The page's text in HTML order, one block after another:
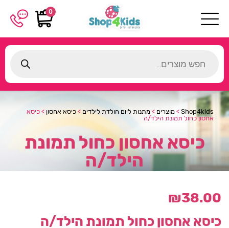
0
search
Shop4kids
> מוצרים > מתנות ליום הולדת לילדים > כיסא אחסון > כיסא
אחסון כחול תמונת הילד/ה
כיסא אחסון כחול תמונת
הילד/ה
₪38.00
כיסא אחסון כחול תמונת הילד/ה